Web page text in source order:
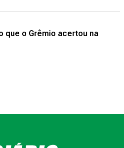
que o Grêmio acertou na